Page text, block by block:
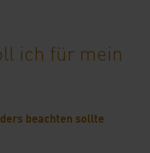
ich für mein
beachten sollte